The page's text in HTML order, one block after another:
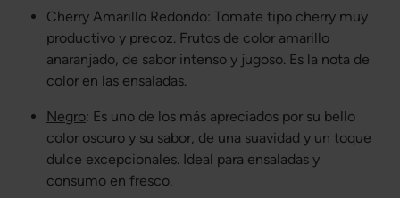
Cherry Amarillo Redondo: Tomate tipo cherry muy
productivo y precoz. Frutos de color amarillo
anaranjado, de sabor intenso y jugoso. Es la nota de
color en las ensaladas.
Negro: Es uno de los más apreciados por su bello
color oscuro y su sabor, de una suavidad y un toque
dulce excepcionales. Ideal para ensaladas y
consumo en fresco.